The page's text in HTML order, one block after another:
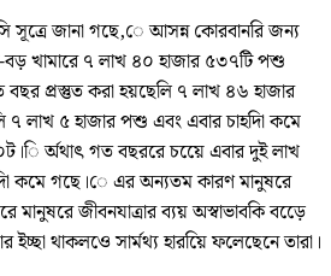
সূত্রে জানা গছে,ে আসন্ন কোরবানরি জন্য
খামারে ৭ লাখ ৪০ হাজার ৫৩৭টি পশু
প্রস্তুত করা হয়ছেলি ৭ লাখ ৪৬ হাজার
লাখ ৫ হাজার পশু এবং এবার চাহদিা কমে
র্অথাৎ গত বছররে চয়েে এবার দুই লাখ
কমে গছে।ে এর অন্যতম কারণ মানুষরে
মানুষরে জীবনযাত্রার ব্যয় অস্বাভাবকি বড়েে
থাকলওে সার্মথ্য হারয়িে ফলেছেনে তারা।